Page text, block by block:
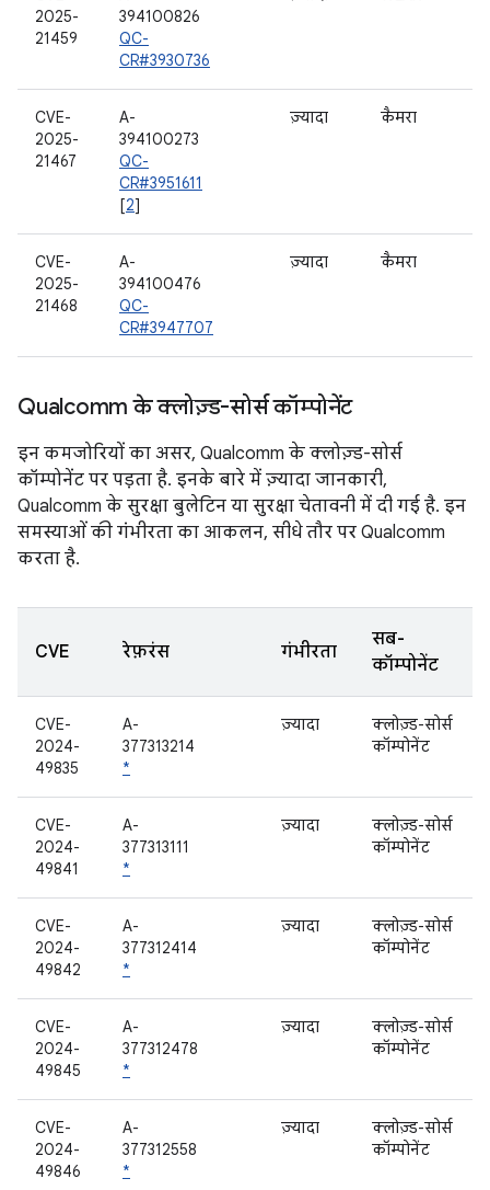
2025-
21459
394100826
QC-
CR#3930736
CVE-
2025-
21467
A-
394100273
QC-
CR#3951611
[2]
ज़्यादा कैमरा
CVE-
2025-
21468
A-
394100476
QC-
CR#3947707
ज़्यादा कैमरा
Qualcomm के क्लोज़्ड-सोर्स कॉम्पोनेंट
इन कमजोरियों का असर, Qualcomm के क्लोज़्ड-सोर्स
कॉम्पोनेंट पर पड़ता है. इनके बारे में ज़्यादा जानकारी,
Qualcomm के सुरक्षा बुलेटिन या सुरक्षा चेतावनी में दी गई है. इन
समस्याओं की गंभीरता का आकलन, सीधे तौर पर Qualcomm
करता है.
CVE रेफ़रंस गंभीरता
सब-
कॉम्पोनेंट
CVE-
2024-
49835
A-
377313214
*
ज़्यादा
क्लोज़्ड-सोर्स
कॉम्पोनेंट
CVE-
2024-
49841
A-
377313111
*
ज़्यादा
क्लोज़्ड-सोर्स
कॉम्पोनेंट
CVE-
2024-
49842
A-
377312414
*
ज़्यादा
क्लोज़्ड-सोर्स
कॉम्पोनेंट
CVE-
2024-
49845
A-
377312478
*
ज़्यादा
क्लोज़्ड-सोर्स
कॉम्पोनेंट
CVE-
2024-
49846
A-
377312558
*
ज़्यादा
क्लोज़्ड-सोर्स
कॉम्पोनेंट